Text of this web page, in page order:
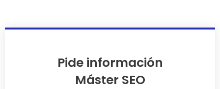
Pide información
Máster SEO